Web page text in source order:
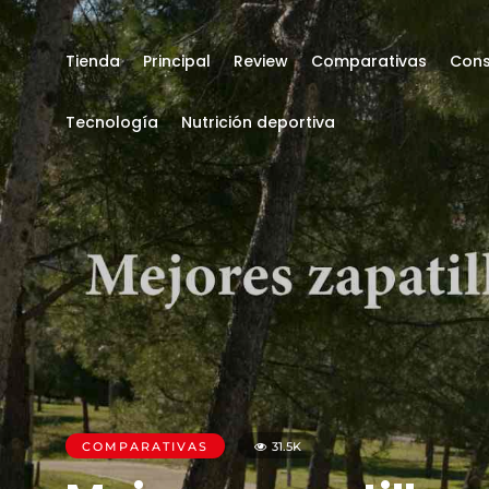
Tienda Principal Review Comparativas
Tecnología Nutrición deportiva
COMPARATIVAS 31.5K